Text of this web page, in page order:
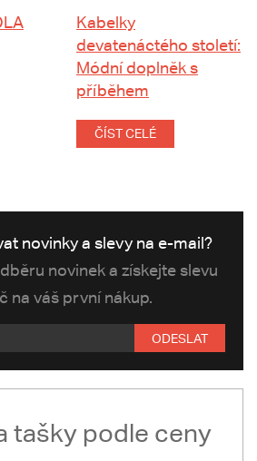
Kabelky
devatenáctého století:
Módní doplněk s
příběhem
ČÍST CELÉ
novinky a slevy na e-mail?
novinek a získejte slevu
na váš první nákup.
ODESLAT
tašky podle ceny